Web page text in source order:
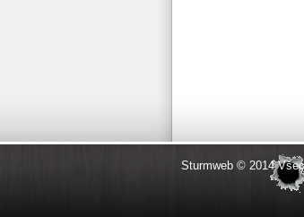
Sturmweb © 2014